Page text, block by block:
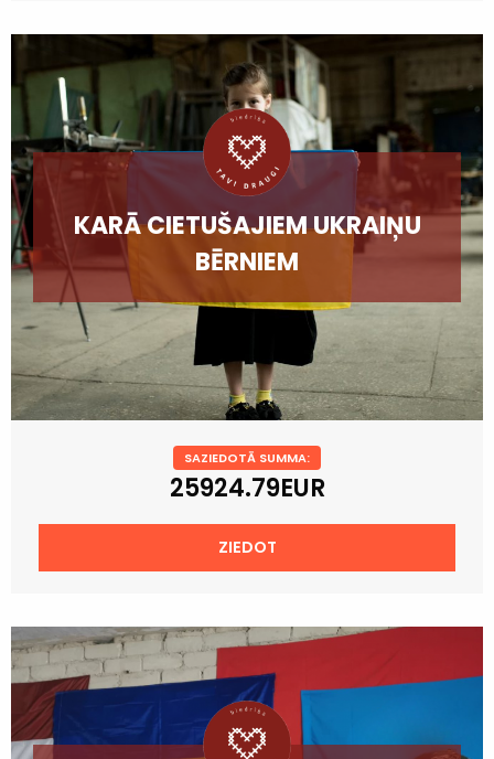
KARĀ CIETUŠAJIEM UKRAIŅU
BĒRNIEM
SAZIEDOTĀ SUMMA:
25924.79EUR
ZIEDOT